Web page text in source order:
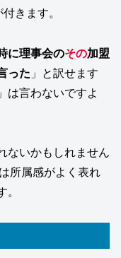
付きます。
に理事会のその加盟
った 」と訳せます
」は言わないですよ
ないかもしれません
所属感がよく表れ
。